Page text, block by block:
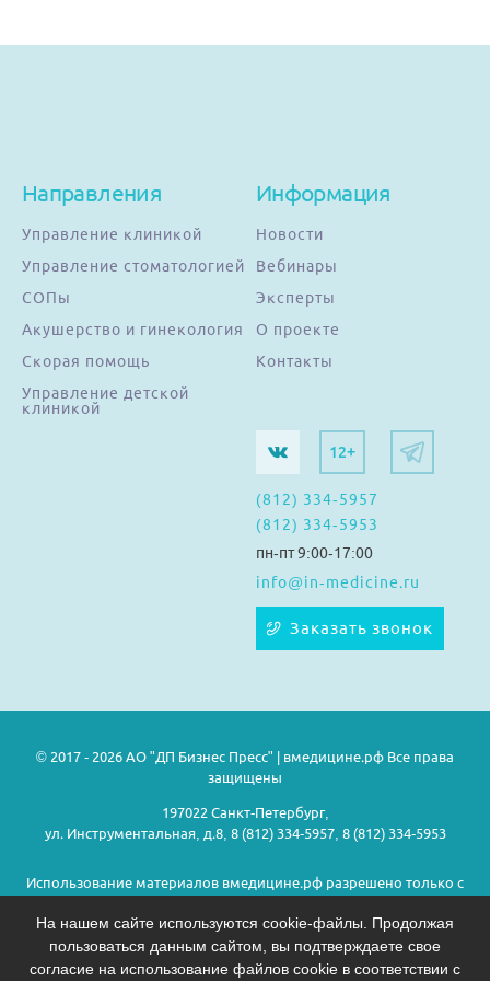
Направления
Управление клиникой
Управление стоматологией
СОПы
Акушерство и гинекология
Скорая помощь
Управление детской
клиникой
Информация
Новости
Вебинары
Эксперты
О проекте
Контакты
12+
(812) 334-5957
(812) 334-5953
пн-пт 9:00-17:00
info@in-medicine.ru
Заказать звонок
© 2017 - 2026 АО "ДП Бизнес Пресс" | вмедицине.рф Все права
защищены
197022 Санкт-Петербург,
ул. Инструментальная, д.8, 8 (812) 334-5957, 8 (812) 334-5953
Использование материалов вмедицине.рф разрешено только с
Политика конфиденциальности
На нашем сайте используются cookie-файлы. Продолжая
пользоваться данным сайтом, вы подтверждаете свое
согласие на использование файлов cookie в соответствии с